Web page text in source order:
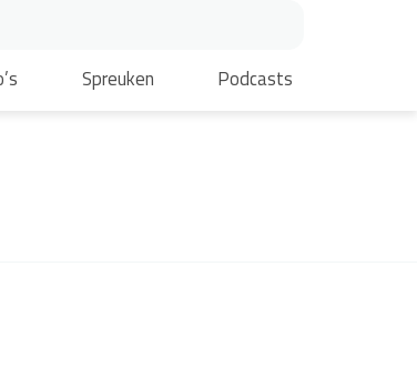
Spreuken Podcasts